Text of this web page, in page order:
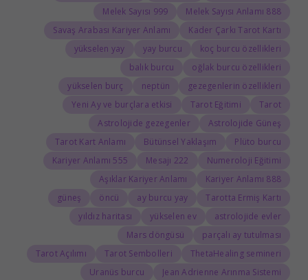
888 Melek Sayısı Anlamı
999 Melek Sayısı
Kader Çarkı Tarot Kartı
Savaş Arabası Kariyer Anlamı
koç burcu özellikleri
yay burcu
yükselen yay
oğlak burcu özellikleri
balık burcu
gezegenlerin özellikleri
neptün
yükselen burç
Tarot
Tarot Eğitimi
Yeni Ay ve burçlara etkisi
Astrolojide Güneş
Astrolojide gezegenler
Plüto burcu
Bütünsel Yaklaşım
Tarot Kart Anlamı
Numeroloji Eğitimi
222 Mesajı
555 Kariyer Anlamı
888 Kariyer Anlamı
Aşıklar Kariyer Anlamı
Tarotta Ermiş Kartı
ay burcu yay
öncü
güneş
astrolojide evler
yükselen ev
yıldız haritası
parçalı ay tutulması
Mars döngüsü
ThetaHealing semineri
Tarot Sembolleri
Tarot Açılımı
Jean Adrienne Arınma Sistemi
Uranüs burcu